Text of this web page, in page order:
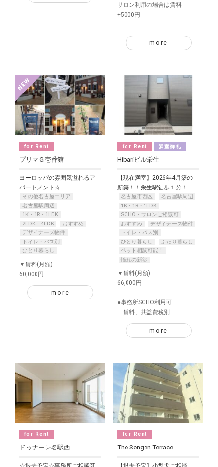
サロン利用の場合は賃料
+5000円
more
for Rent
プリマＧ壱番館
ヨーロッパの雰囲気溢れるア
パートメント☆
その他名古屋エリア
名古屋駅周辺
1K・1R・1LDK
2LDK～4LDK
おすすめ
デザイナーズ物件
トイレ・バス別
ひとり暮らし
▼賃料(月額)
60,000円
more
for Rent 満室御礼
Hibariビル栄生
【現在満室】2026年4月築の
新築！！栄生駅徒歩１分！
名古屋市西区
名古屋駅周辺
1K・1R・1LDK
SOHO・サロンご相談可
おすすめ
デザイナーズ物件
トイレ・バス別
ひとり暮らし
ふたり暮らし
ペット相談可能！
憧れの新築
▼賃料(月額)
66,000円
●事務所SOHO利用可
賃料、共益費税別
more
for Rent
ドゥナーレ名駅西
☆退去予定☆事務所ご相談可
for Rent
The Sengen Terrace
【退去予定】小型犬ご相談